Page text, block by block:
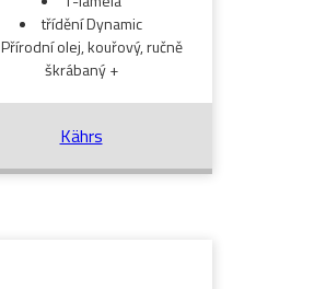
třídění Dynamic
Přírodní olej, kouřový, ručně
škrábaný +
Kährs